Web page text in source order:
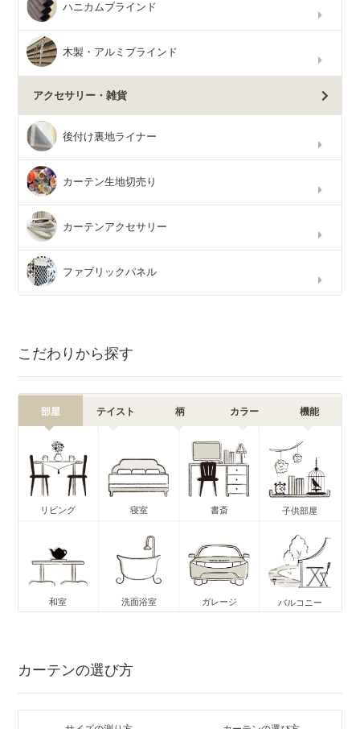
ハニカムブラインド
木製・アルミブラインド
アクセサリー・雑貨
後付け裏地ライナー
カーテン生地切売り
カーテンアクセサリー
ファブリックパネル
こだわりから探す
部屋 テイスト 柄 カラー 機能
リビング 寝室 書斎 子供部屋
和室 洗面浴室 ガレージ バルコニー
カーテンの選び方